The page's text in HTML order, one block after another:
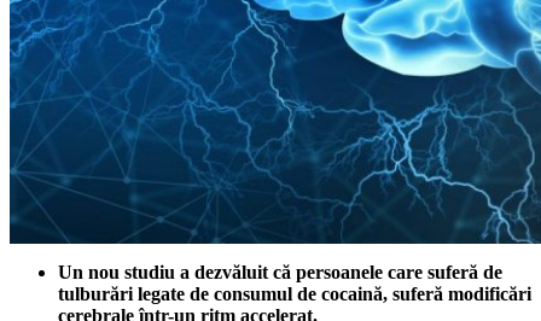
Un nou studiu a dezvăluit că persoanele care suferă de
tulburări legate de consumul de cocaină, suferă modificări
cerebrale într-un ritm accelerat.